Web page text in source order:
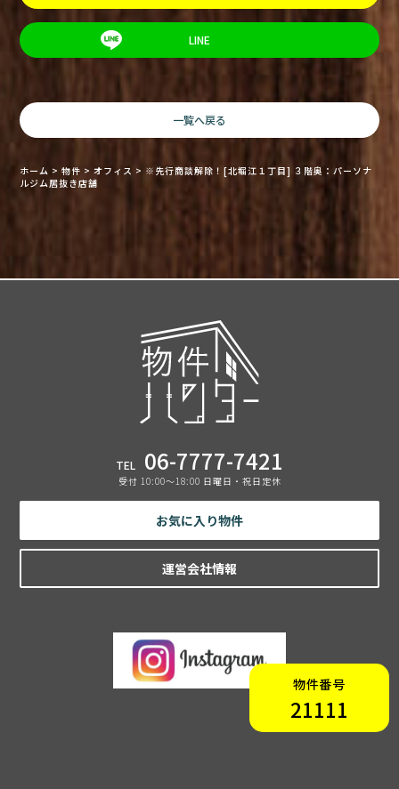
物件番号
21111
LINE
一覧へ戻る
ホーム >物件 >オフィス > ※先行商談解除！[北堀江１丁目] ３階奥：パーソナ
ルジム居抜き店舗
TEL 06-7777-7421
受付 10:00〜18:00 日曜日・祝日定休
お気に入り物件
運営会社情報